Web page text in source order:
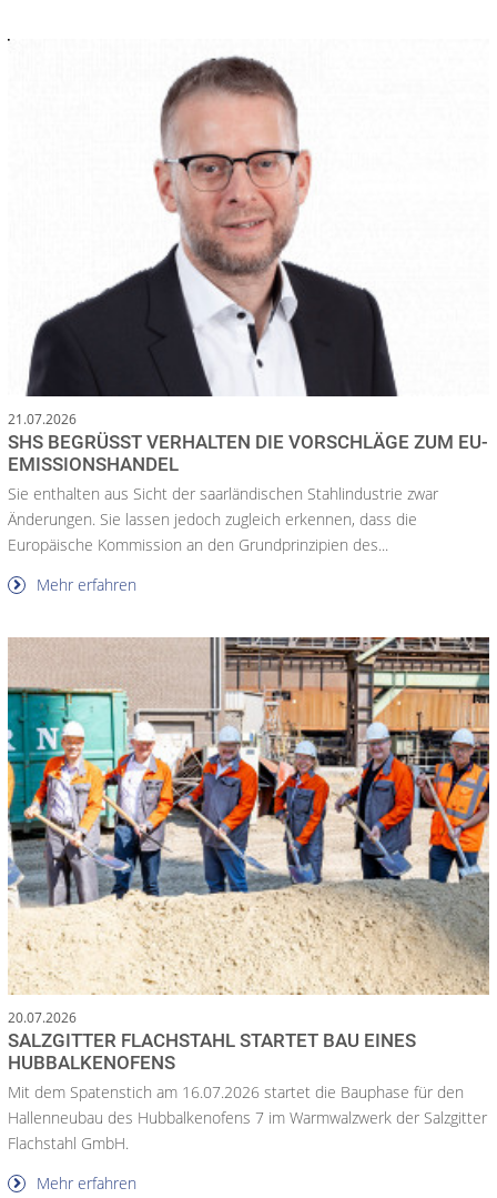
21.07.2026
SHS BEGRÜSST VERHALTEN DIE VORSCHLÄGE ZUM EU-E
MISSIONSHANDEL
Sie enthalten aus Sicht der saarländischen Stahlindustrie zwar
Änderungen. Sie lassen jedoch zugleich erkennen, dass die
Europäische Kommission an den Grundprinzipien des...
Mehr erfahren
20.07.2026
SALZGITTER FLACHSTAHL STARTET BAU EINES
HUBBALKENOFENS
Mit dem Spatenstich am 16.07.2026 startet die Bauphase für den
Hallenneubau des Hubbalkenofens 7 im Warmwalzwerk der Salzgitter
Flachstahl GmbH.
Mehr erfahren